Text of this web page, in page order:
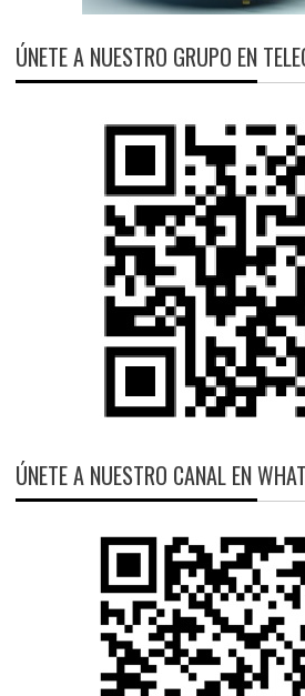
ÚNETE A NUESTRO GRUPO EN
ÚNETE A NUESTRO CANAL EN